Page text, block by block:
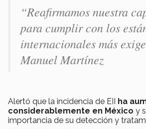
“Reafirmamos nuestra
para cumplir con los
internacionales más
Manuel Martínez
Alertó que la incidencia de EII ha
considerablemente en México y
importancia de su detección y